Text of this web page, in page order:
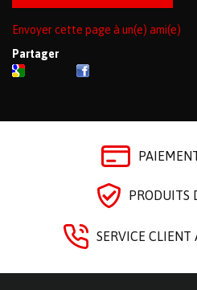
Envoyer cette page à un(e) ami(e)
Partager
PRODUITS
SERVICE CLIENT